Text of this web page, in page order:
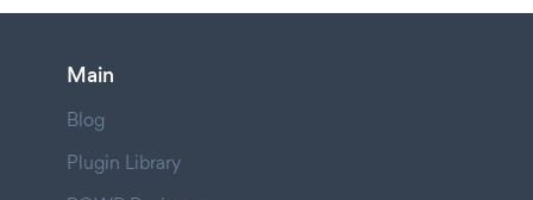
Main
Blog
Plugin Library